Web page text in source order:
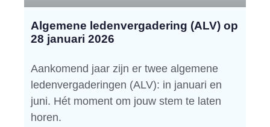
Algemene ledenvergadering (ALV) op
28 januari 2026
Aankomend jaar zijn er twee algemene
ledenvergaderingen (ALV): in januari en
juni. Hét moment om jouw stem te laten
horen.